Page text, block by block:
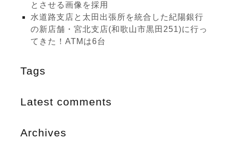
とさせる画像を採用
水道路支店と太田出張所を統合した紀陽銀行
の新店舗・宮北支店(和歌山市黒田251)に行っ
てきた！ATMは6台
Tags
Latest comments
Archives